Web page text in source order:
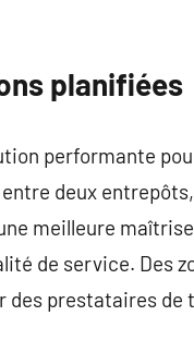
planifiées
performante
deux
meilleure
de service. Des
des prestataires de